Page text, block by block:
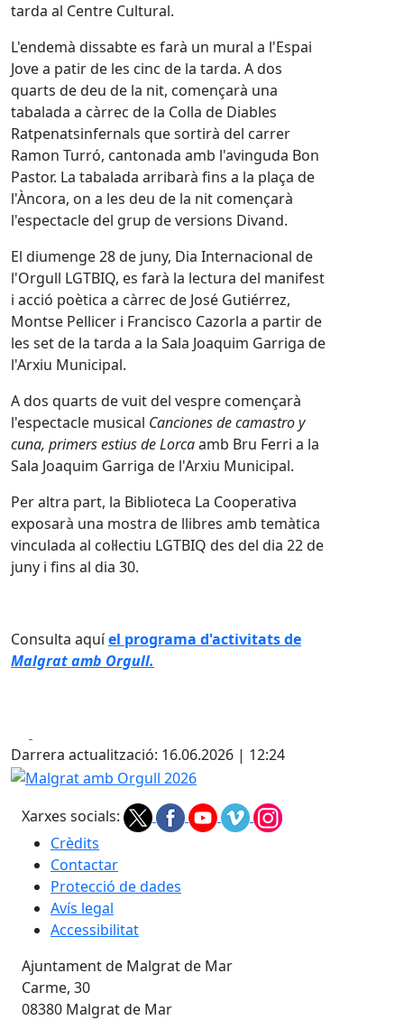
tarda al Centre Cultural.
L'endemà dissabte es farà un mural a l'Espai
Jove a patir de les cinc de la tarda. A dos
quarts de deu de la nit, començarà una
tabalada a càrrec de la Colla de Diables
Ratpenatsinfernals que sortirà del carrer
Ramon Turró, cantonada amb l'avinguda Bon
Pastor. La tabalada arribarà fins a la plaça de
l'Àncora, on a les deu de la nit començarà
l'espectacle del grup de versions Divand.
El diumenge 28 de juny, Dia Internacional de
l'Orgull LGTBIQ, es farà la lectura del manifest
i acció poètica a càrrec de José Gutiérrez,
Montse Pellicer i Francisco Cazorla a partir de
les set de la tarda a la Sala Joaquim Garriga de
l'Arxiu Municipal.
A dos quarts de vuit del vespre començarà
l'espectacle musical Canciones de camastro y
cuna, primers estius de Lorcaamb Bru Ferri a la
Sala Joaquim Garriga de l'Arxiu Municipal.
Per altra part, la Biblioteca La Cooperativa
exposarà una mostra de llibres amb temàtica
vinculada al col·lectiu LGTBIQ des del dia 22 de
juny i fins al dia 30.
Consulta aquíel programa d'activitats de
Malgrat amb Orgull.
Darrera actualització: 16.06.2026 | 12:24
Malgrat amb Orgull 2026
Xarxes socials:
Crèdits
Contactar
Protecció de dades
Avís legal
Accessibilitat
Ajuntament de Malgrat de Mar
Carme, 30
08380 Malgrat de Mar